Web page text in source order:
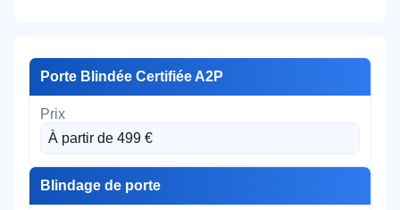
Porte Blindée Certifiée A2P
À partir de 499 €
Blindage de porte